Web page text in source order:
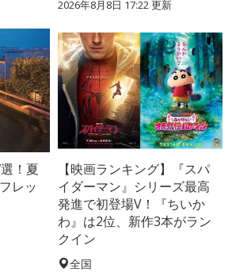
2026年8月8日 17:22更新
！夏
レッ
【映画ランキング】『スパ
イダーマン』シリーズ最高
発進で初登場V！『ちいか
わ』は2位、新作3本がラン
クイン
全国